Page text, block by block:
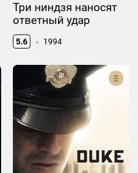
Три ниндзя наносят
ответный удар
5.6 1994